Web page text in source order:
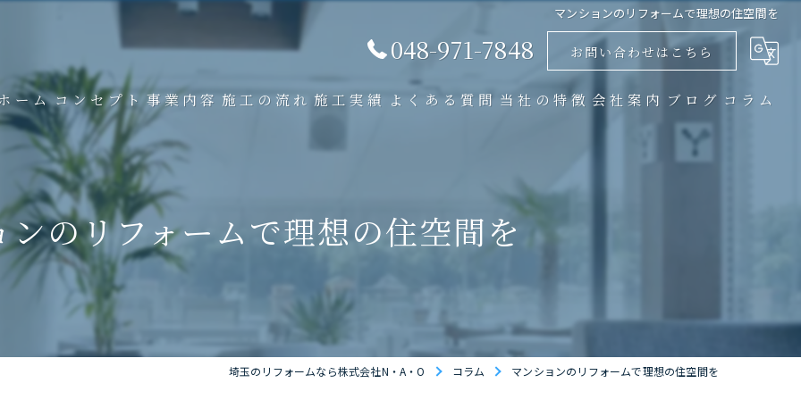
マンションのリフォームで理想の住空間を
048-971-7848 お問い合わせはこちら
ームコンセプト 事業内容 施工の流れ 施工実績 よくある質問 当社の特徴
店舗
内装
会社案内 ブログ コラム
ンのリフォームで理想の住空間を
埼玉のリフォームなら株式会社N・A・O コラム マンションのリフォームで理想の住空間を